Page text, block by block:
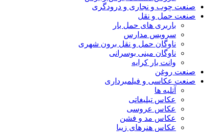
صنعت چوب و نجاری و درودگری
صنعت حمل و نقل
باربری های حمل بار
سرویس مدارس
ناوگان حمل و نقل برون شهری
ناوگان مینی بوسرانی
وانت بار کرایه
صنعت روغن
صنعت عکاسی و فیلمبرداری
آتلیه ها
عکاس تبلیغاتی
عکاس عروسی
عکاس مد و فشن
عکاس هنرهای زیبا